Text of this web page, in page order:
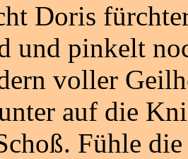
Doris
und pinkelt
voller
auf die
Fühle